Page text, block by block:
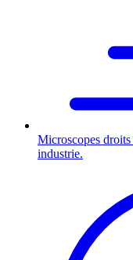
Microscopes droits
industrie.